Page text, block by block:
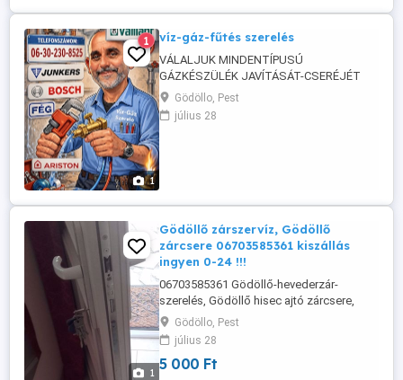
1
1 víz-gáz-fűtés szerelés
VÁLALJUK MINDENTÍPUSÚ
GÁZKÉSZÜLÉK JAVÍTÁSÁT-CSERÉJÉT
FŰTÉSRENDSZEREK MOSÁSÁT-
KIVITELEZÉSÉT-JAVÍTÁSÁT
VÍZVEZETÉKEK JAVÍTÁSÁT-
Gödöllo, Pest
július 28
1
Gödöllő zárszervíz, Gödöllő
zárcsere 06703585361 kiszállás
ingyen 0-24 !!!
06703585361 Gödöllő‎-hevederzár-
szerelés, Gödöllő‎ hisec ajtó zárcsere,
Gödöllő-‎ biztonsági zárbetét csere,
Gödöllő zárszervíz, Gödöllő zárnyitás,
Gödöllő zárcsere, 06703585361 Gödöllő
lakatos, Gödöllő autónyitás. Gödöllő és
Gödöllo, Pest
július 28
5 000 Ft